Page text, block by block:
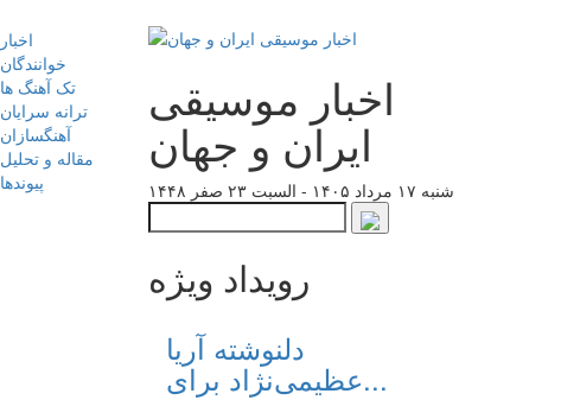
اخبار موسیقی
ایران و جهان
شنبه ۱۷ مرداد ۱۴۰۵ - السبت ۲۳ صفر ۱۴۴۸
رویداد ویژه
دلنوشته آریا
عظیمی‌نژاد برای...
اخبار
خوانندگان
تک آهنگ ها
ترانه سرایان
آهنگسازان
مقاله و تحلیل
پیوندها